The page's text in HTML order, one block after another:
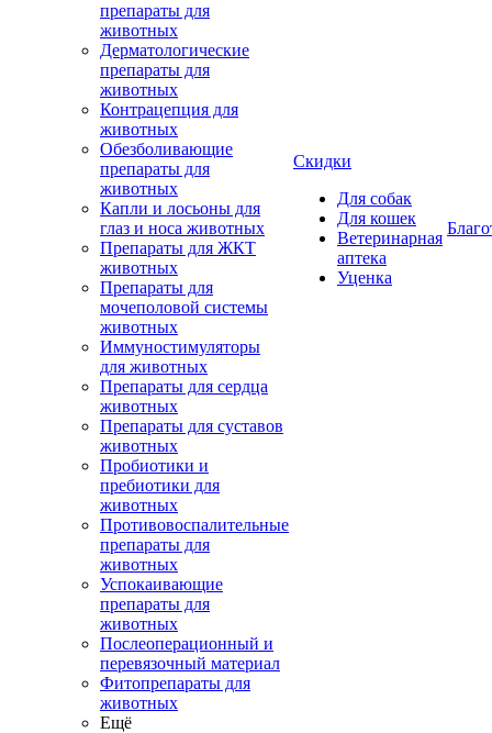
препараты для
животных
Дерматологические
препараты для
животных
Контрацепция для
животных
Обезболивающие
препараты для
животных
Капли и лосьоны для
глаз и носа животных
Препараты для ЖКТ
животных
Препараты для
мочеполовой системы
животных
Иммуностимуляторы
для животных
Препараты для сердца
животных
Препараты для суставов
животных
Пробиотики и
пребиотики для
животных
Противовоспалительные
препараты для
животных
Успокаивающие
препараты для
животных
Послеоперационный и
перевязочный материал
Фитопрепараты для
животных
Ещё
Скидки
Для собак
Для кошек
Ветеринарная
аптека
Уценка